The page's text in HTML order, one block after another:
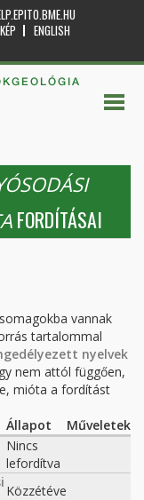
ENGLISH
FORDÍTÁSAI
vannak
tartalommal
nyelvek
nem attól függően,
mióta a fordítást
Állapot
Műveletek
Nincs
lefordítva
Közzétéve